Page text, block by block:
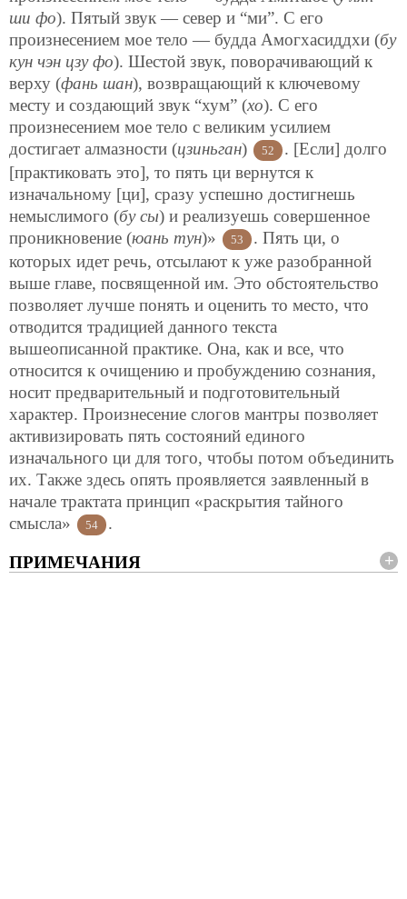
ши фо). Пятый звук — север и “ми”. С его
произнесением мое тело — будда Амогхасиддхи (бу
кун чэн цзу фо). Шестой звук, поворачивающий к
верху (фань шан), возвращающий к ключевому
месту и создающий звук “хум” (хо). С его
произнесением мое тело с великим усилием
достигает алмазности (цзиньган) 52
. [Если] долго
[практиковать это], то пять ци вернутся к
изначальному [ци], сразу успешно достигнешь
немыслимого (бу сы) и реализуешь совершенное
проникновение (юань тун)» 53
. Пять ци, о
которых идет речь, отсылают к уже разобранной
выше главе, посвященной им. Это обстоятельство
позволяет лучше понять и оценить то место, что
отводится традицией данного текста
вышеописанной практике. Она, как и все, что
относится к очищению и пробуждению сознания,
носит предварительный и подготовительный
характер. Произнесение слогов мантры позволяет
активизировать пять состояний единого
изначального ци для того, чтобы потом объединить
их. Также здесь опять проявляется заявленный в
начале трактата принцип «раскрытия тайного
смысла»
54 .
ПРИМЕЧАНИЯ